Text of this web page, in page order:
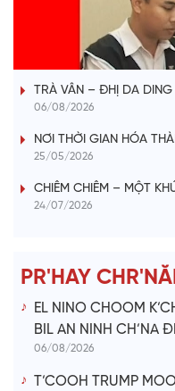
VÀI PHÚT DÀNH CHO
TRÀ VÂN – ĐHỊ DA
06/08/2026
NƠI THỜI GIAN HÓA
25/05/2026
CHIÊM CHIÊM – MỘT
24/07/2026
PR'HAY
EL NINO CHOOM
BIL AN NINH CH’NA
06/08/2026
T’COOH TRUMP